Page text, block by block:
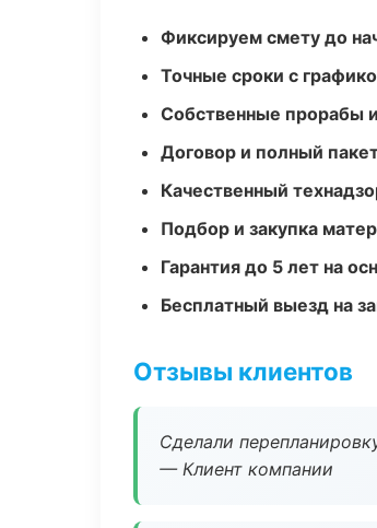
Фиксируем смету до
Точные сроки с
Собственные прорабы
Договор и полный
Качественный
Подбор и закупка
Гарантия до 5 лет на
Бесплатный выезд на
Отзывы клиентов
Сделали
— Клиент компании